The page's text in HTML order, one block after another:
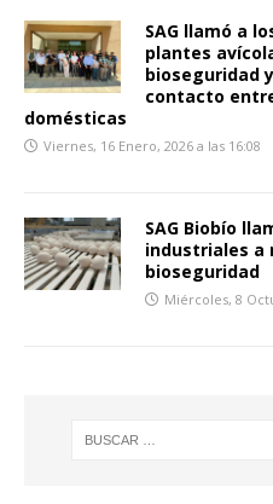
SAG llamó a
plantes
bioseguridad
contacto
domésticas
Viernes, 16 Enero, 2026 a las 16:08
SAG Biobío
industriales a
bioseguridad
Miércoles, 8